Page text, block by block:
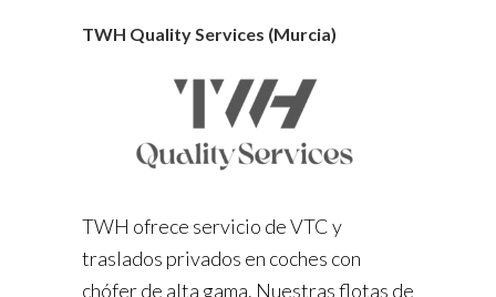
TWH Quality Services (Murcia)
TWH ofrece servicio de VTC y
traslados privados en coches con
chófer de alta gama. Nuestras flotas de